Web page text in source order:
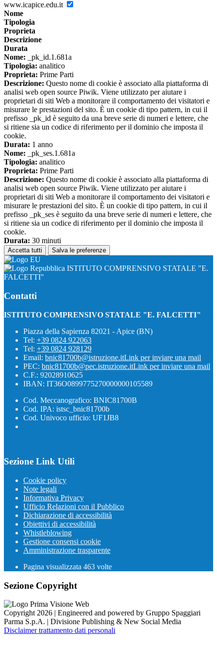
www.icapice.edu.it
Nome
Tipologia
Proprieta
Descrizione
Durata
Nome: _pk_id.1.681a
Tipologia: analitico
Proprieta: Prime Parti
Descrizione: Questo nome di cookie è associato alla piattaforma di
analisi web open source Piwik. Viene utilizzato per aiutare i
proprietari di siti Web a monitorare il comportamento dei visitatori e
misurare le prestazioni del sito. È un cookie di tipo pattern, in cui il
prefisso _pk_id è seguito da una breve serie di numeri e lettere, che
si ritiene sia un codice di riferimento per il dominio che imposta il
cookie.
Durata: 1 anno
Nome: _pk_ses.1.681a
Tipologia: analitico
Proprieta: Prime Parti
Descrizione: Questo nome di cookie è associato alla piattaforma di
analisi web open source Piwik. Viene utilizzato per aiutare i
proprietari di siti Web a monitorare il comportamento dei visitatori e
misurare le prestazioni del sito. È un cookie di tipo pattern, in cui il
prefisso _pk_ses è seguito da una breve serie di numeri e lettere, che
si ritiene sia un codice di riferimento per il dominio che imposta il
cookie.
Durata: 30 minuti
Accetta tutti Salva le preferenze
ISTITUTO COMPRENSIVO STATALE "E.
FALCETTI"
Contatti
ISTITUTO COMPRENSIVO STATALE "E. FALCETTI"
Piazza della Sapienza 82021 - Apice (BN)
Tel: +39 0824 922063
Tel: +39 0824 928129
Email: bnic81700b@istruzione.itLink per inviare una mail
PEC: bnic81700b@pec.istruzione.itLink per inviare una mail
C.F.: 92028910625
IBAN: IT36O0899775270000000105589
Cod. Meccanografico: BNIC81700B
Cod. IPA: istsc_bnic81700b
Cod. Univoco ufficio: UF1JB8
Sezione Link Utili
Cookie policy
Note legali
Informativa Privacy
Ufficio Relazioni con il Pubblico
Dichiarazione di accessibilità
Obiettivi di accessibilità
Whistleblowing
Gestione consensi cookie
Amministrazione trasparente
Pagina visualizzata 463 volte
Sezione Copyright
Copyright 2026 | Engineered and powered by Gruppo Spaggiari
Parma S.p.A. | Divisione Publishing & New Social Media
Disclaimer trattamento dati personali